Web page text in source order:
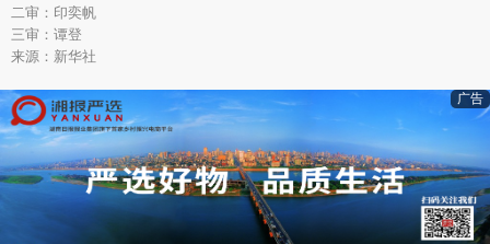
二审：印奕帆
三审：谭登
来源：新华社
广告